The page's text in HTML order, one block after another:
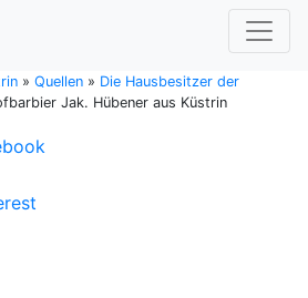
» Quellen » Die Hausbesitzer der
Jak. Hübener aus Küstrin